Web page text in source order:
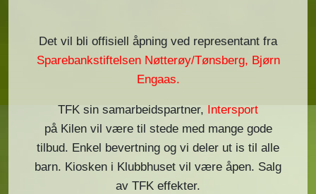
Det vil bli offisiell åpning ved representant fra
Sparebankstiftelsen Nøtterøy/Tønsberg, Bjørn
Engaas.
TFK sin samarbeidspartner,
Intersport
på Kilen vil være til stede med mange gode
tilbud. Enkel bevertning og vi deler ut is til alle
barn. Kiosken i Klubbhuset vil være åpen. Salg
av TFK effekter.